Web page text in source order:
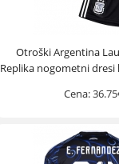
Otroški Argentina
Replika nogometni dresi
Cena: